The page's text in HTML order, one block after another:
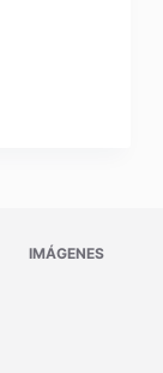
IMÁGENES